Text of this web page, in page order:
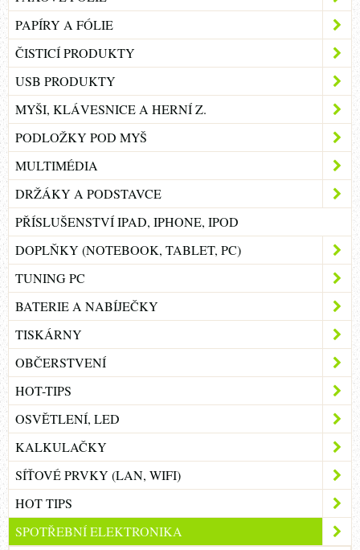
PAPÍRY A FÓLIE
ČISTICÍ PRODUKTY
USB PRODUKTY
MYŠI, KLÁVESNICE A HERNÍ Z.
PODLOŽKY POD MYŠ
MULTIMÉDIA
DRŽÁKY A PODSTAVCE
PŘÍSLUŠENSTVÍ IPAD, IPHONE, IPOD
DOPLŇKY (NOTEBOOK, TABLET, PC)
TUNING PC
BATERIE A NABÍJEČKY
TISKÁRNY
OBČERSTVENÍ
HOT-TIPS
OSVĚTLENÍ, LED
KALKULAČKY
SÍŤOVÉ PRVKY (LAN, WIFI)
HOT TIPS
SPOTŘEBNÍ ELEKTRONIKA